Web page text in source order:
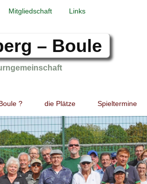
Mitgliedschaft Links
– Boule
? die Plätze Spieltermine